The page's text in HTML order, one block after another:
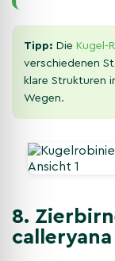
Tipp: Die Kugel-
verschiedenen
klare Strukturen
Wegen.
8.
calleryana